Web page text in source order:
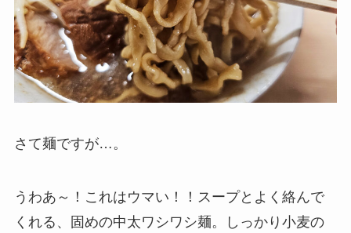
さて麺ですが…。
うわあ～！これはウマい！！スープとよく絡んで
くれる、固めの中太ワシワシ麺。しっかり小麦の